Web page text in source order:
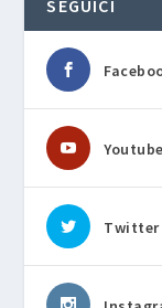
SEGUICI
Youtube
Twitter